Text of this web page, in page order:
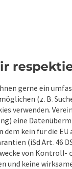
ist
Wenn
Ihre
zur
gerne ein
(z. B.
verwenden.
eine
dem kein für die
(iSd Art. 46
von
und keine